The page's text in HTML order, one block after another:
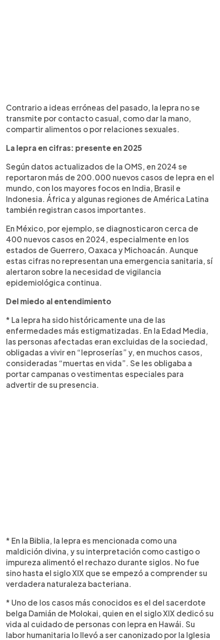
Contrario a ideas erróneas del pasado, la lepra no se
transmite por contacto casual, como dar la mano,
compartir alimentos o por relaciones sexuales.
La lepra en cifras: presente en 2025
Según datos actualizados de la OMS, en 2024 se
reportaron más de 200.000 nuevos casos de lepra en el
mundo, con los mayores focos en India, Brasil e
Indonesia. África y algunas regiones de América Latina
también registran casos importantes.
En México, por ejemplo, se diagnosticaron cerca de
400 nuevos casos en 2024, especialmente en los
estados de Guerrero, Oaxaca y Michoacán. Aunque
estas cifras no representan una emergencia sanitaria, sí
alertaron sobre la necesidad de vigilancia
epidemiológica continua.
Del miedo al entendimiento
* La lepra ha sido históricamente una de las
enfermedades más estigmatizadas. En la Edad Media,
las personas afectadas eran excluidas de la sociedad,
obligadas a vivir en “leproserías” y, en muchos casos,
consideradas “muertas en vida”. Se les obligaba a
portar campanas o vestimentas especiales para
advertir de su presencia.
* En la Biblia, la lepra es mencionada como una
maldición divina, y su interpretación como castigo o
impureza alimentó el rechazo durante siglos. No fue
sino hasta el siglo XIX que se empezó a comprender su
verdadera naturaleza bacteriana.
* Uno de los casos más conocidos es el del sacerdote
belga Damián de Molokai, quien en el siglo XIX dedicó su
vida al cuidado de personas con lepra en Hawái. Su
labor humanitaria lo llevó a ser canonizado por la Iglesia